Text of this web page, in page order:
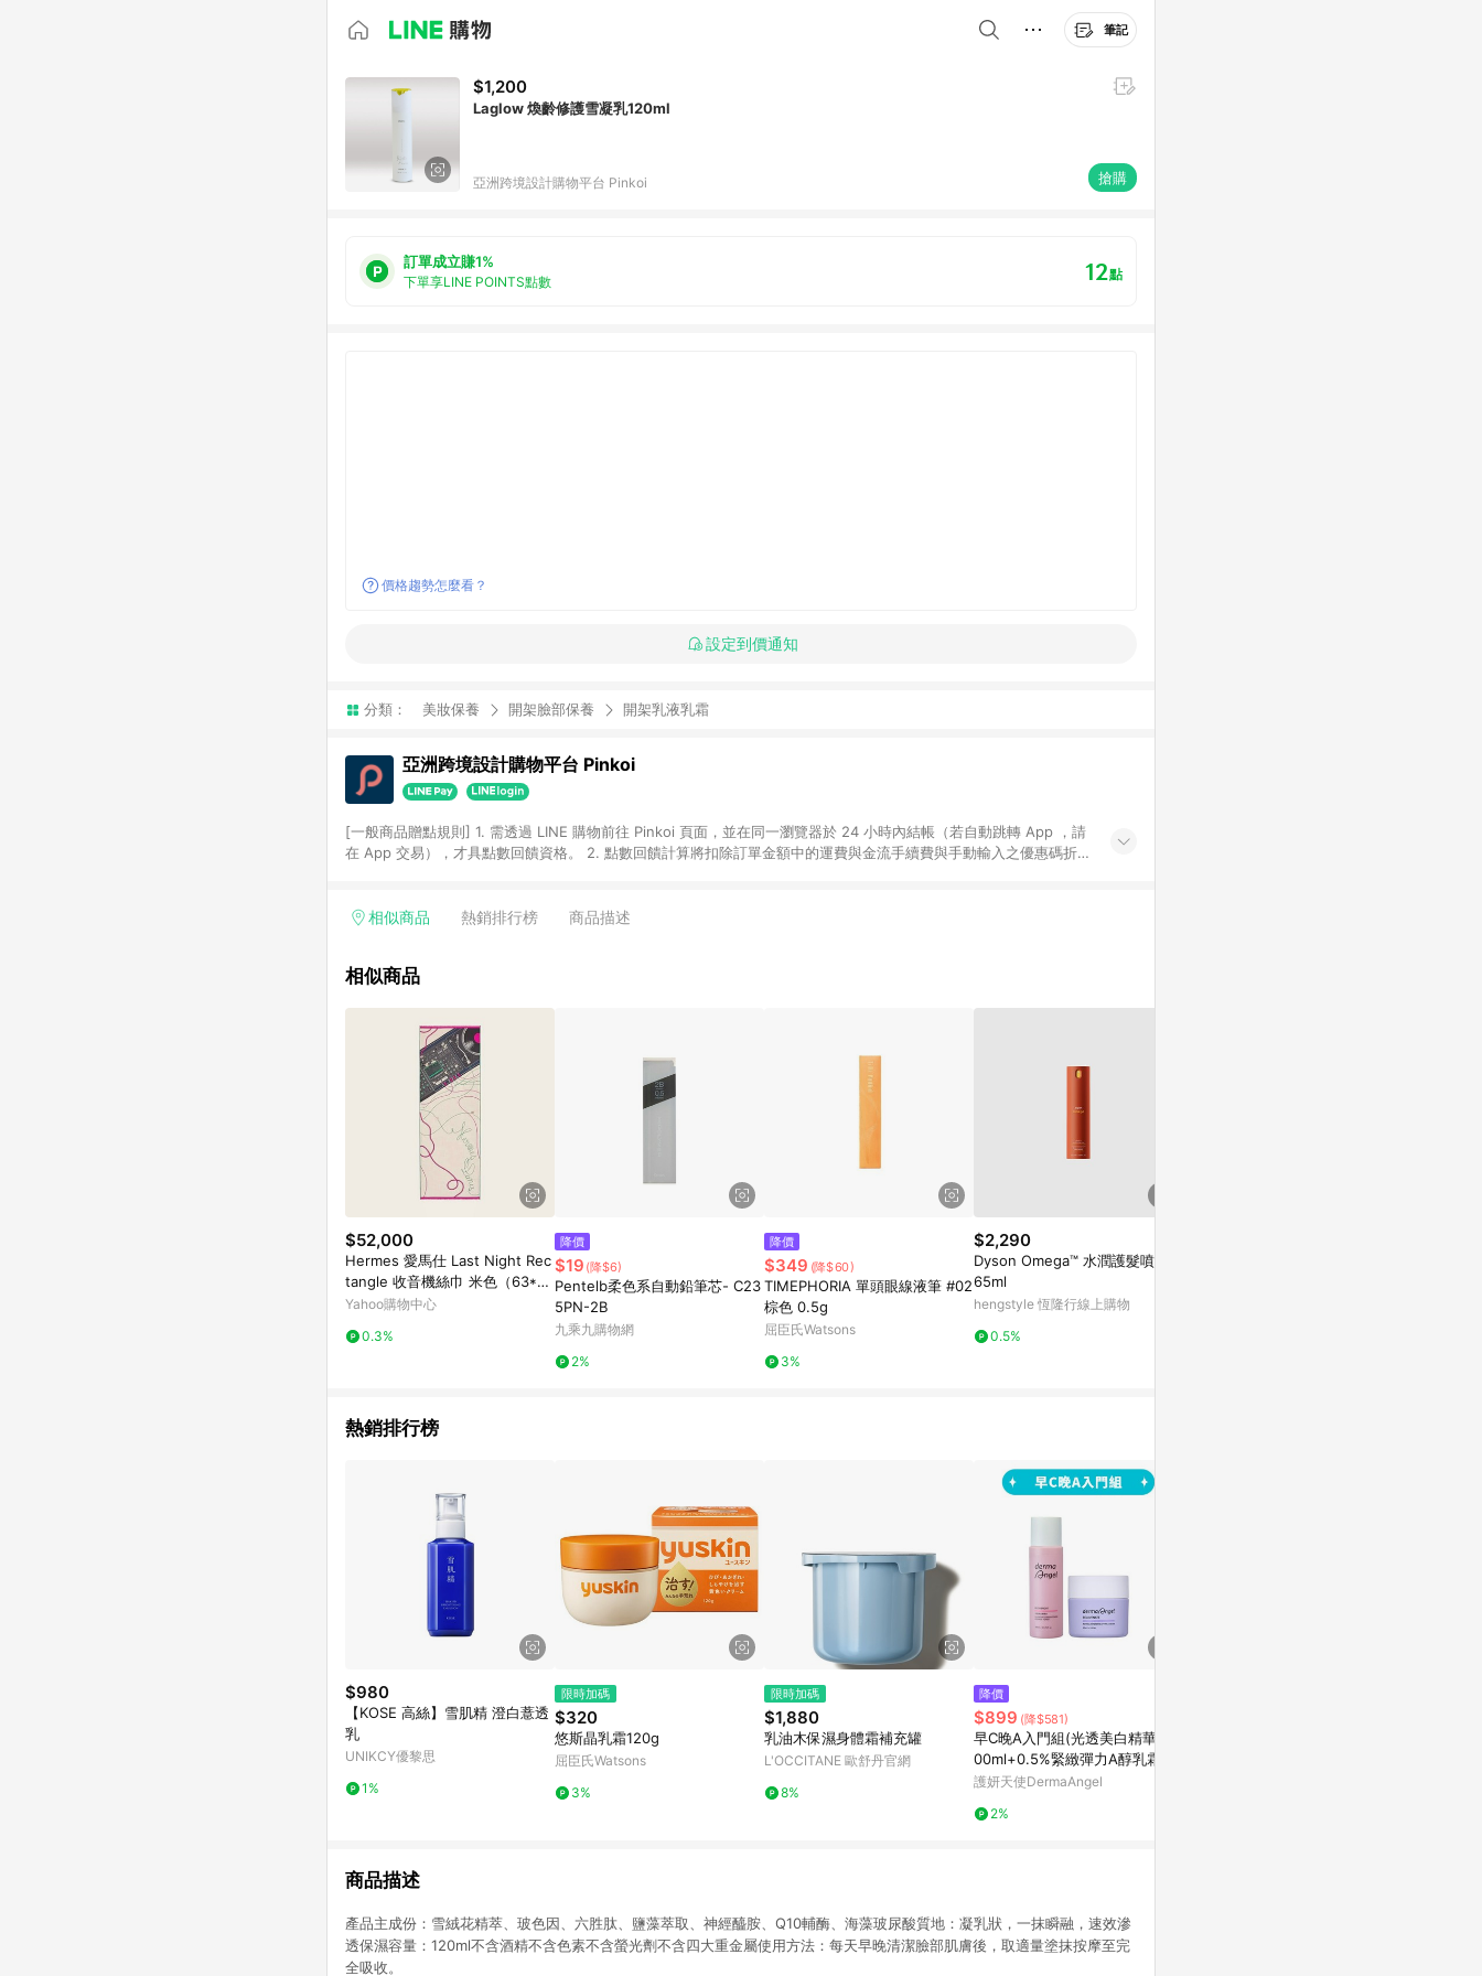
筆記
$1,200
Laglow 煥齡修護雪凝乳120ml
亞洲跨境設計購物平台 Pinkoi 搶購
訂單成立賺1%
下單享LINE POINTS點數 12點
價格趨勢怎麼看？
設定到價通知
分類： 美妝保養 開架臉部保養 開架乳液乳霜
亞洲跨境設計購物平台 Pinkoi
[一般商品贈點規則] 1. 需透過 LINE 購物前往 Pinkoi 頁面，並在同一瀏覽器於 24 小時內結帳（若自動跳轉 App ，請
在 App 交易），才具點數回饋資格。 2. 點數回饋計算將扣除訂單金額中的運費與金流手續費與手動輸入之優惠碼折
格，部分退款不在此限。 6. APP 請更新至Android v4.6.0 / iOS v4.1.5 以上才具贈點資格。 7. 點數將於出貨後 45 天
使用規則請以點數紅包活動說明為準。 11. 若於 LINE 購物前往 Pinkoi 頁面後才首次下載 Pinkoi APP 並完成訂單，不
相似商品 熱銷排行榜 商品描述
相似商品
$52,000
Hermes 愛馬仕 Last Night Rec
tangle 收音機絲巾 米色（63*18
0cm）
Yahoo購物中心
0.3%
降價
$19 (降$6)
Pentelb柔色系自動鉛筆芯- C23
5PN-2B
九乘九購物網
2%
降價
$349 (降$60)
TIMEPHORIA 單頭眼線液筆 #02
棕色 0.5g
屈臣氏Watsons
3%
$2,290
Dyson Omega™ 水潤護髮噴霧 1
65ml
hengstyle 恆隆行線上購物
0.5%
熱銷排行榜
$980
【KOSE 高絲】雪肌精 澄白薏透
乳
UNIKCY優黎思
1%
限時加碼
$320
悠斯晶乳霜120g
屈臣氏Watsons
3%
限時加碼
$1,880
乳油木保濕身體霜補充罐
L'OCCITANE 歐舒丹官網
8%
降價
$899 (降$581)
早C晚A入門組(光透美白精華水2
00ml+0.5%緊緻彈力A醇乳霜50
ml)
護妍天使DermaAngel
2%
商品描述
產品主成份：雪絨花精萃、玻色因、六胜肽、鹽藻萃取、神經醯胺、Q10輔酶、海藻玻尿酸質地：凝乳狀，一抹瞬融，速效滲
透保濕容量：120ml不含酒精不含色素不含螢光劑不含四大重金屬使用方法：每天早晚清潔臉部肌膚後，取適量塗抹按摩至完
全吸收。